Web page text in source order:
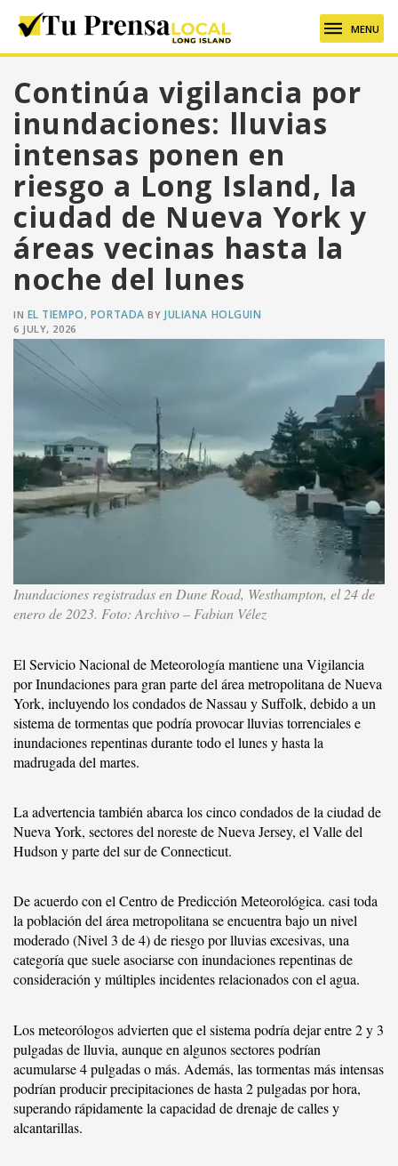
MENU
Continúa vigilancia por
inundaciones: lluvias
intensas ponen en
riesgo a Long Island, la
ciudad de Nueva York y
áreas vecinas hasta la
noche del lunes
IN EL TIEMPO, PORTADA BYJULIANA HOLGUIN
6 JULY, 2026
Inundaciones registradas en Dune Road, Westhampton, el 24 de
enero de 2023. Foto: Archivo – Fabian Vélez
El Servicio Nacional de Meteorología mantiene una Vigilancia
por Inundaciones para gran parte del área metropolitana de Nueva
York, incluyendo los condados de Nassau y Suffolk, debido a un
sistema de tormentas que podría provocar lluvias torrenciales e
inundaciones repentinas durante todo el lunes y hasta la
madrugada del martes.
La advertencia también abarca los cinco condados de la ciudad de
Nueva York, sectores del noreste de Nueva Jersey, el Valle del
Hudson y parte del sur de Connecticut.
De acuerdo con el Centro de Predicción Meteorológica. casi toda
la población del área metropolitana se encuentra bajo un nivel
moderado (Nivel 3 de 4) de riesgo por lluvias excesivas, una
categoría que suele asociarse con inundaciones repentinas de
consideración y múltiples incidentes relacionados con el agua.
Los meteorólogos advierten que el sistema podría dejar entre 2 y 3
pulgadas de lluvia, aunque en algunos sectores podrían
acumularse 4 pulgadas o más. Además, las tormentas más intensas
podrían producir precipitaciones de hasta 2 pulgadas por hora,
superando rápidamente la capacidad de drenaje de calles y
alcantarillas.